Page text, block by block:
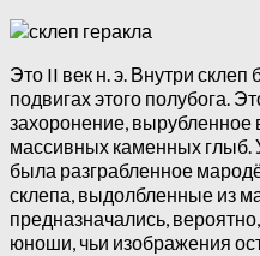
Это II век н. э. Внутри
подвигах этого полубога.
захоронение, вырубленное
массивных каменных глыб.
была разграбленное
склепа, выдолбленные из
предназначались,
юноши, чьи изображения